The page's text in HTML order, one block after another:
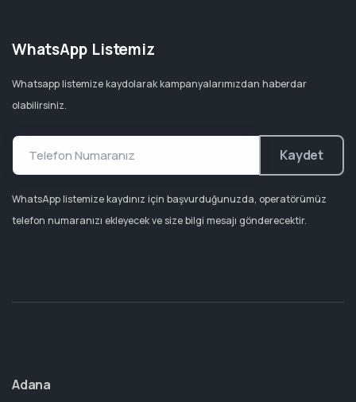
WhatsApp Listemiz
Whatsapp listemize kaydolarak kampanyalarımızdan haberdar
olabilirsiniz.
Kaydet
WhatsApp listemize kaydınız için başvurduğunuzda, operatörümüz
telefon numaranızı ekleyecek ve size bilgi mesajı gönderecektir.
Adana